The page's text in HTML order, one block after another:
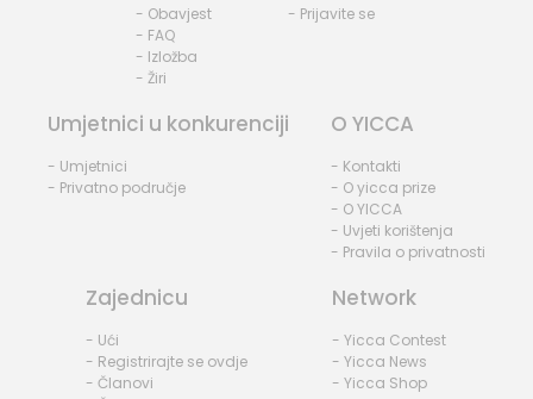
- Obavjest
- FAQ
- Izložba
- Žiri
- Prijavite se
Umjetnici u konkurenciji
- Umjetnici
- Privatno područje
O YICCA
- Kontakti
- O yicca prize
- O YICCA
- Uvjeti korištenja
- Pravila o privatnosti
Zajednicu
- Ući
- Registrirajte se ovdje
- Članovi
Network
- Yicca Contest
- Yicca News
- Yicca Shop